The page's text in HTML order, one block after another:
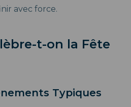
avec force.
t-on la Fête
Typiques